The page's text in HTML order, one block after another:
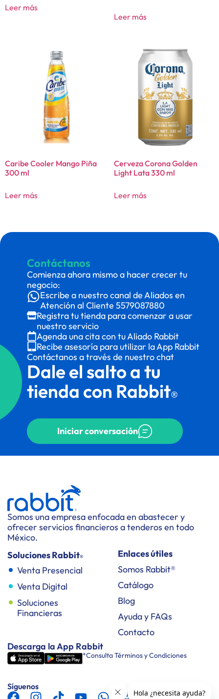
Leer más
Leer más
Caribe Cooler Mango Piña
300 ml
Leer más
Cerveza Corona Golden
Light Lata 330 ml
Leer más
Contáctanos
Comienza ahora mismo a hacer crecer tu
negocio:
Escribe a nuestro canal de Aliados en
Atención al Cliente 5579087880
Registra tu tienda para comenzar a usar
nuestro servicio
Agenda una cita con tu Aliado Rabbit
Recibe asesoría para utilizar la App Rabbit
Contáctanos a través de nuestro chat
Dale el salto a tu
tienda con Rabbit®
Iniciar conversación
Somos una empresa enfocada en abastecer y
ofrecer servicios financieros a tenderos en todo
México.
Soluciones Rabbit®
Venta Presencial
Venta Digital
Soluciones
Financieras
Enlaces útiles
Somos Rabbit®
Catálogo
Blog
Ayuda y FAQs
Contacto
Descarga la App Rabbit
*Consulta Términos y Condiciones
Síguenos